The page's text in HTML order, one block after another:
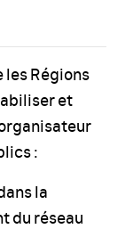
les Régions
et
:
la
du réseau